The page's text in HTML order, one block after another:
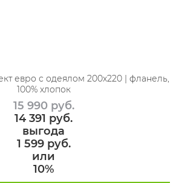
евро с одеялом 200х220 | фланель,
100% хлопок
15 990 руб.
14 391 руб.
выгода
1 599 руб.
или
10%